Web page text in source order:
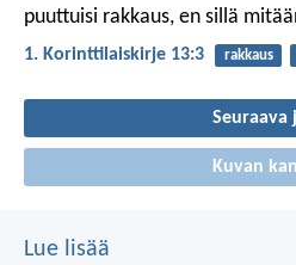
puuttuisi rakkaus, en sillä
1. Korinttilaiskirje 13:3 rakkaus
Seuraava
Kuvan
Lue lisää